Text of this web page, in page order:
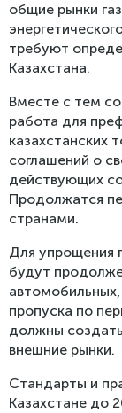
общие рынки
требуют
Казахстана.
Вместе с тем
работа для
казахстанских
соглашений о
действующих
Продолжатся
странами.
Для упрощения
будут
пропуска по
должны
внешние рынки.
Стандарты и
Казахстане до